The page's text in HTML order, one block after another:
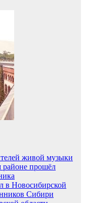
живой музыки
районе прошёл
в Новосибирской
Сибири